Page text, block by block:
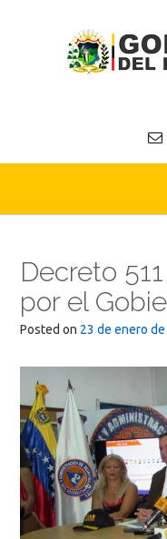
Decreto
por el
Posted on 23 de enero